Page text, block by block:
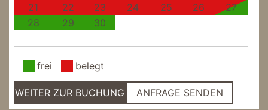
21
22 23 24 25 26
27
28
29 30
frei belegt
WEITER ZUR BUCHUNG ANFRAGE SENDEN